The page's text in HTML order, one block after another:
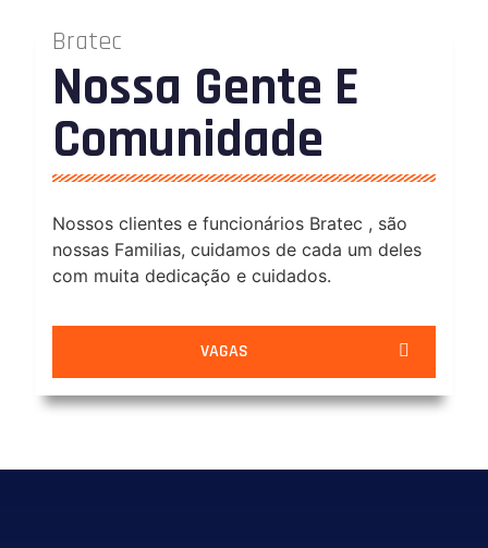
Bratec
Nossa Gente E
Comunidade
Nossos clientes e funcionários Bratec , são
nossas Familias, cuidamos de cada um deles
com muita dedicação e cuidados.
VAGAS